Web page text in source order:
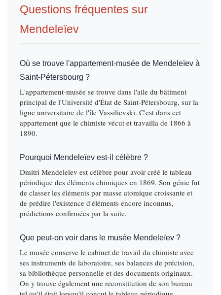
Questions fréquentes sur
Mendeleïev
Où se trouve l'appartement-musée de Mendeleïev à
Saint-Pétersbourg ?
L'appartement-musée se trouve dans l'aile du bâtiment
principal de l'Université d'État de Saint-Pétersbourg, sur la
ligne universitaire de l'île Vassilievski. C'est dans cet
appartement que le chimiste vécut et travailla de 1866 à
1890.
Pourquoi Mendeleïev est-il célèbre ?
Dmitri Mendeleïev est célèbre pour avoir créé le tableau
périodique des éléments chimiques en 1869. Son génie fut
de classer les éléments par masse atomique croissante et
de prédire l'existence d'éléments encore inconnus,
prédictions confirmées par la suite.
Que peut-on voir dans le musée Mendeleïev ?
Le musée conserve le cabinet de travail du chimiste avec
ses instruments de laboratoire, ses balances de précision,
sa bibliothèque personnelle et des documents originaux.
On y trouve également une reconstitution de son bureau